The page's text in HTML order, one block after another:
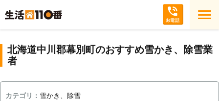
北海道中川郡幕別町のおすすめ雪かき、除雪業
者
カテゴリ： 雪かき、除雪